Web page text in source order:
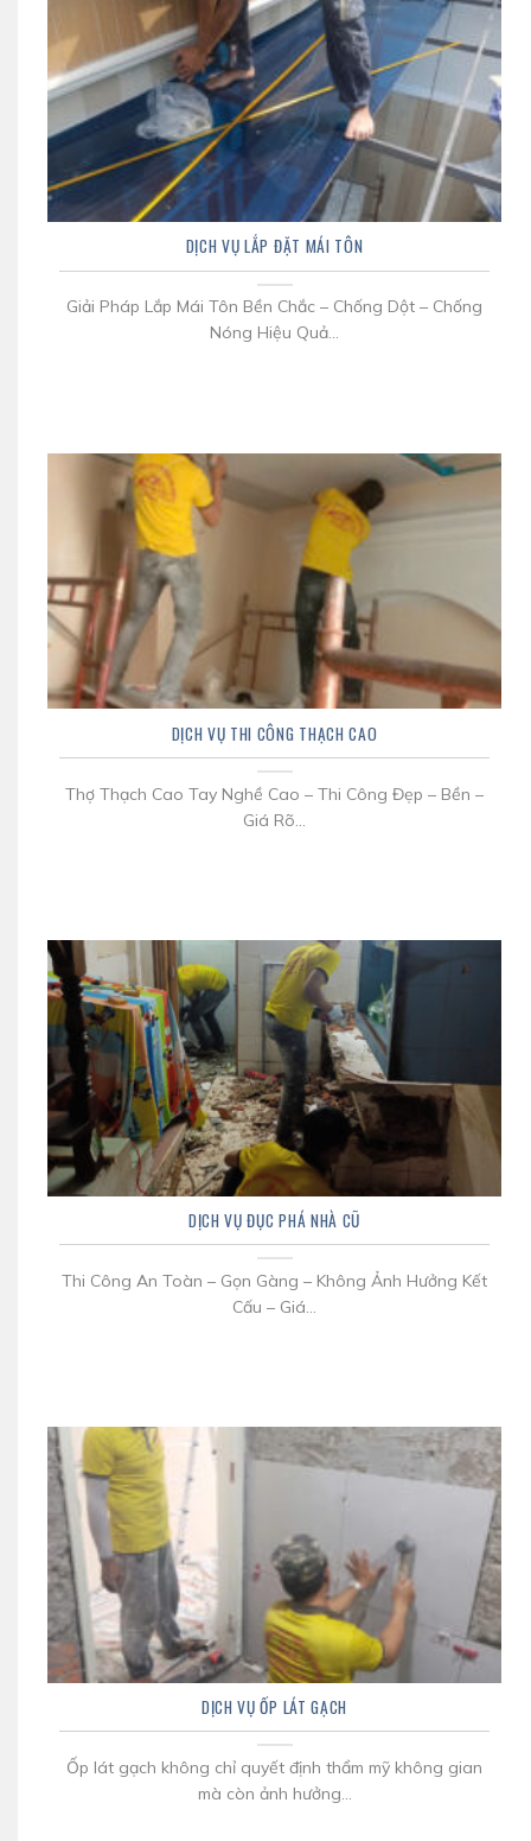
DỊCH VỤ LẮP ĐẶT MÁI TÔN
Giải Pháp Lắp Mái Tôn Bền Chắc – Chống Dột – Chống
Nóng Hiệu Quả...
DỊCH VỤ THI CÔNG THẠCH CAO
Thợ Thạch Cao Tay Nghề Cao – Thi Công Đẹp – Bền –
Giá Rõ...
DỊCH VỤ ĐỤC PHÁ NHÀ CŨ
Thi Công An Toàn – Gọn Gàng – Không Ảnh Hưởng Kết
Cấu – Giá...
DỊCH VỤ ỐP LÁT GẠCH
Ốp lát gạch không chỉ quyết định thẩm mỹ không gian
mà còn ảnh hưởng...